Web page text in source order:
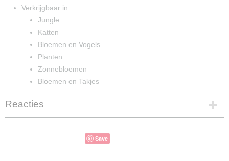
Verkrijgbaar in:
Jungle
Katten
Bloemen en Vogels
Planten
Zonnebloemen
Bloemen en Takjes
Reacties
Save